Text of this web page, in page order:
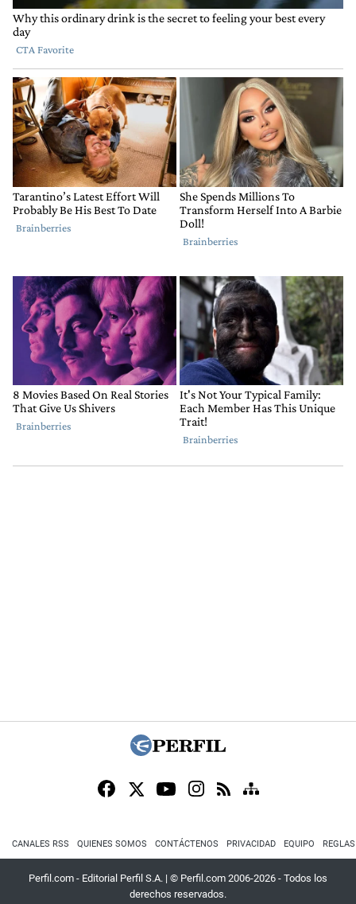
CANALES RSS QUIENES SOMOS CONTÁCTENOS PRIVACIDAD EQUIPO
Perfil.com - Editorial Perfil S.A. | © Perfil.com 2006-2026 - Todos los
derechos reservados.